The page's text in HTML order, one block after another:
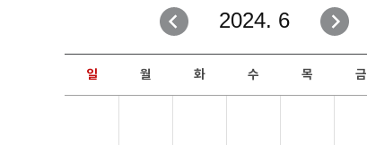
창업지원·교육센터
현장실습/IPP사업단
커뮤니티
일정안내
보도자료
행사갤러리
2024. 6
일 월 화 수 목 금